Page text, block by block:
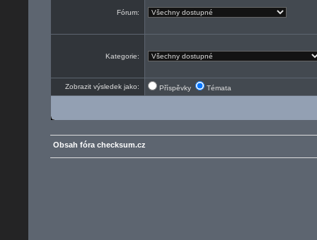
Fórum:
Kategorie:
Zobrazit výsledek jako: Příspěvky Témata
Obsah fóra checksum.cz